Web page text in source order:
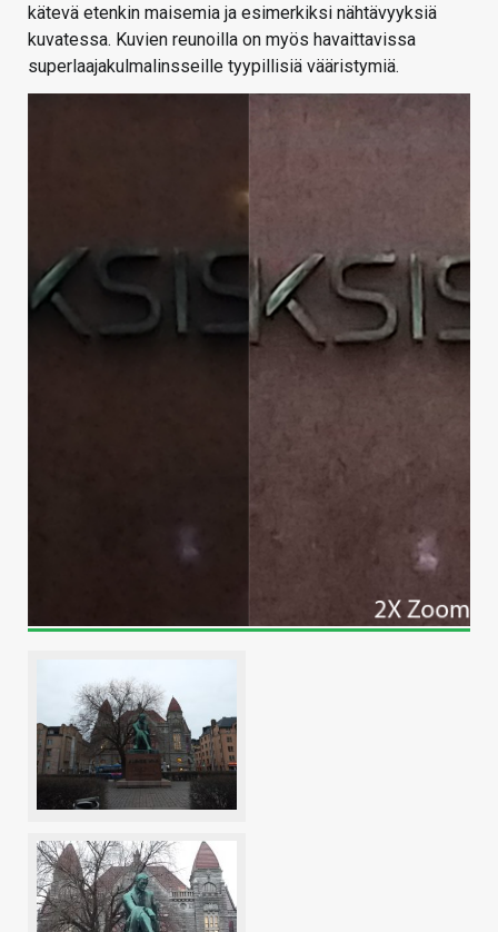
kätevä etenkin maisemia ja esimerkiksi nähtävyyksiä
kuvatessa. Kuvien reunoilla on myös havaittavissa
superlaajakulmalinsseille tyypillisiä vääristymiä.